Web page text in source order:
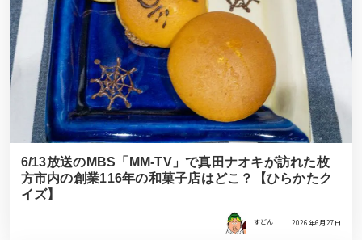
6/13放送のMBS「MM-TV」で真田ナオキが訪れた枚
方市内の創業116年の和菓子店はどこ？【ひらかたク
イズ】
すどん 2026年6月27日